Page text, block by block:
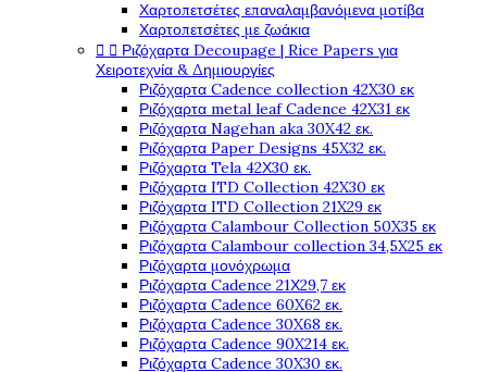
Χαρτοπετσέτες επαναλαμβανόμενα μοτίβα
Χαρτοπετσέτες με ζωάκια
  Ριζόχαρτα Decoupage | Rice Papers για
Χειροτεχνία & Δημιουργίες
Ριζόχαρτα Cadence collection 42X30 εκ
Ριζόχαρτα metal leaf Cadence 42X31 εκ
Ριζόχαρτα Nagehan aka 30X42 εκ.
Ριζόχαρτα Paper Designs 45X32 εκ.
Ριζόχαρτα Tela 42Χ30 εκ.
Ριζόχαρτα ITD Collection 42X30 εκ
Ριζόχαρτα ITD Collection 21X29 εκ
Ριζόχαρτα Calambour Collection 50X35 εκ
Ριζόχαρτα Calambour collection 34,5X25 εκ
Ριζόχαρτα μονόχρωμα
Ριζόχαρτα Cadence 21Χ29,7 εκ
Ριζόχαρτα Cadence 60X62 εκ.
Ριζόχαρτα Cadence 30X68 εκ.
Ριζόχαρτα Cadence 90X214 εκ.
Ριζόχαρτα Cadence 30X30 εκ.